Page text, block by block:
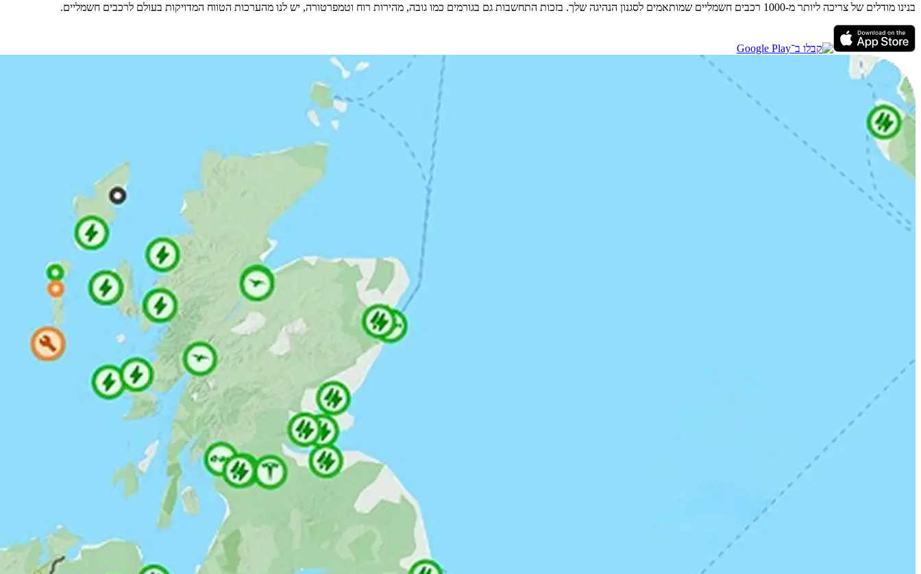
בנינו מודלים של צריכה ליותר מ-1000 רכבים חשמליים שמותאמים לסגנון הנהיגה שלך. בזכות התחשבות גם בגורמים כמו גובה, מהירות רוח וטמפרטורה, יש לנו מהערכות הטווח המדויקות בעולם לרכבים חשמליים.